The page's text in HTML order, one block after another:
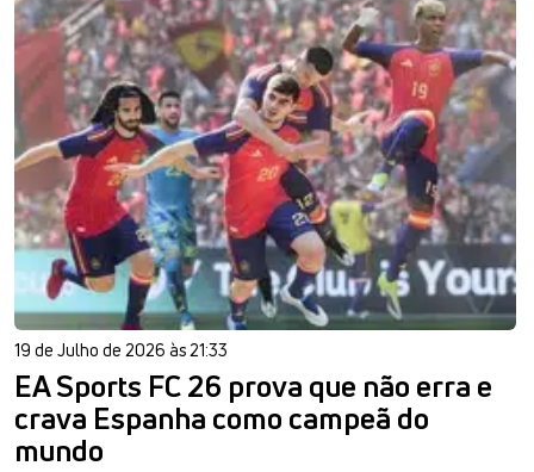
19 de Julho de 2026 às 21:33
EA Sports FC 26 prova que não erra e
crava Espanha como campeã do
mundo